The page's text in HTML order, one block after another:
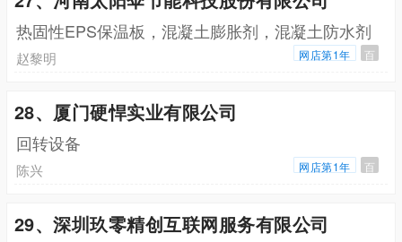
热固性EPS保温板，混凝土膨胀剂，混凝土防水剂
赵黎明 网店第1年 百
28、厦门硬悍实业有限公司
回转设备
陈兴 网店第1年 百
29、深圳玖零精创互联网服务有限公司